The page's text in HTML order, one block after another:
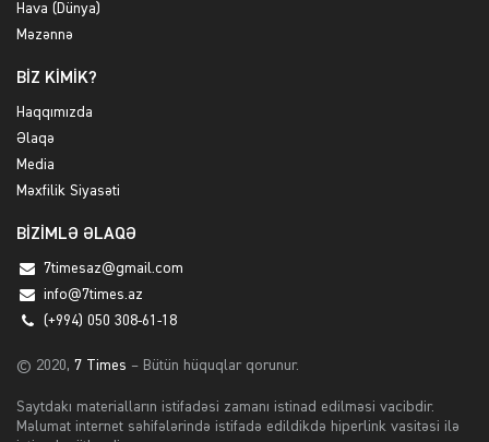
Hava (Dünya)
Məzənnə
BİZ KİMİK?
Haqqımızda
Əlaqə
Media
Məxfilik Siyasəti
BİZİMLƏ ƏLAQƏ
7timesaz@gmail.com
info@7times.az
(+994) 050 308-61-18
© 2020, 7 Times – Bütün hüquqlar qorunur.
Saytdakı materialların istifadəsi zamanı istinad edilməsi vacibdir.
Məlumat internet səhifələrində istifadə edildikdə hiperlink vasitəsi ilə